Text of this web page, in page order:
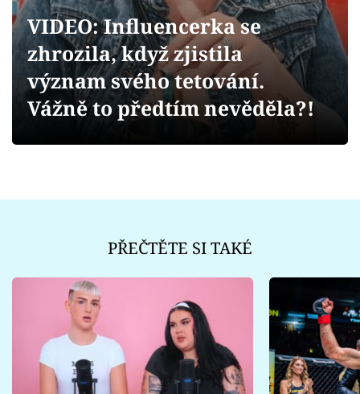
Videa
Sledujte prima+
VIDEO: Influencerka se
zhrozila, když zjistila
význam svého tetování.
Vážně to předtím nevěděla?!
PŘEČTĚTE SI TAKÉ